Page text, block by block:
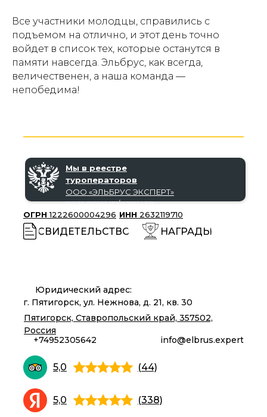
Все участники молодцы, справились с
подъемом на отлично, и этот день точно
войдет в список тех, которые останутся в
памяти навсегда. Эльбрус, как всегда,
величественен, а наша команда —
непобедима!
СВИДЕТЕЛЬСТВО
ОГРН 1222600004296 ИНН 2632119710
НАГРАДЫ
Пятигорск, Ставропольский край, 357502,
Россия
info@elbrus.expert
Юридический адрес:
г. Пятигорск, ул. Нежнова, д. 21, кв. 30
+74952305642
5,0 (44)
5,0 (338)
Мы в реестре
туроператоров
ООО «‎ЭЛЬБРУС ЭКСПЕРТ»‎
В031-00161-77/02191438